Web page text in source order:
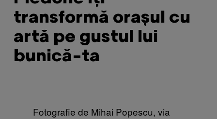
transformă orașul cu
artă pe gustul lui
bunică-ta
Fotografie de Mihai Popescu, via